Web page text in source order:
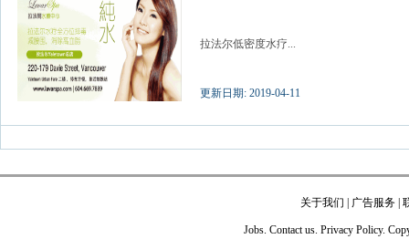
拉法尔低密度水疗...
更新日期: 2019-04-11
关于我们 广告服务
Jobs. Contact us. Privacy Policy.